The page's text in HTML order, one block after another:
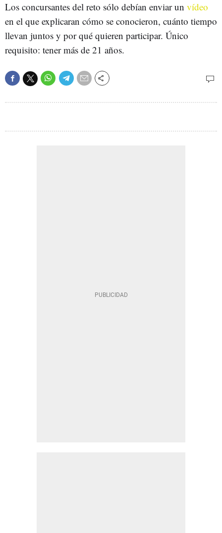
Los concursantes del reto sólo debían enviar un vídeo
en el que explicaran cómo se conocieron, cuánto tiempo
llevan juntos y por qué quieren participar. Único
requisito: tener más de 21 años.